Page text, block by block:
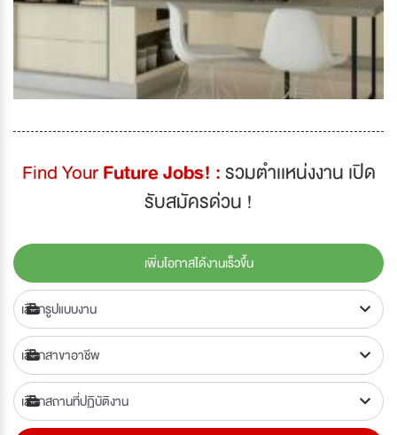
Find YourFuture Jobs! :รวมตำเเหน่งงาน เปิด
รับสมัครด่วน !
เพิ่มโอกาสได้งานเร็วขึ้น